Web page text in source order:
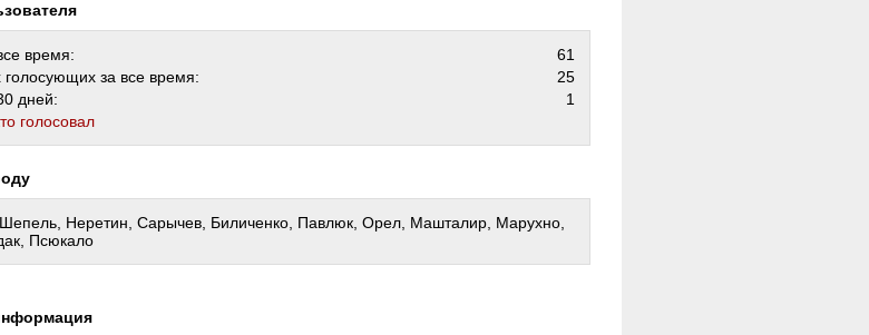
время:
61
голосующих за все время:
25
дней:
1
голосовал
Неретин, Сарычев, Биличенко, Павлюк, Орел, Машталир, Марухно,
Псюкало